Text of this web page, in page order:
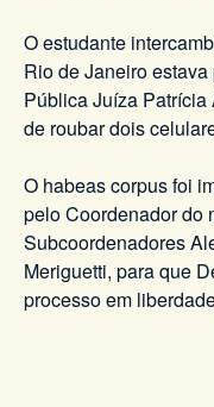
O estudante
Rio de Janeiro
Pública Juíza
de roubar dois
O habeas corpus foi
pelo Coordenador do
Subcoordenadores
Meriguetti, para que
processo em